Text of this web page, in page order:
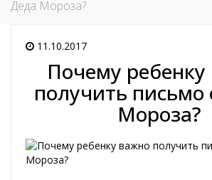
Деда Мороза?
11.10.2017
Почему
получить письмо
Мороза?